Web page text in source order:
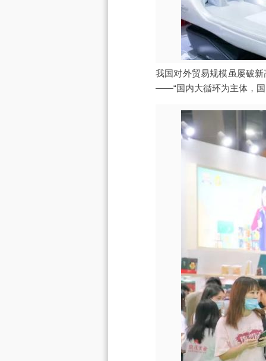
我国对外贸易规模虽屡破
——“国内大循环为主体，国